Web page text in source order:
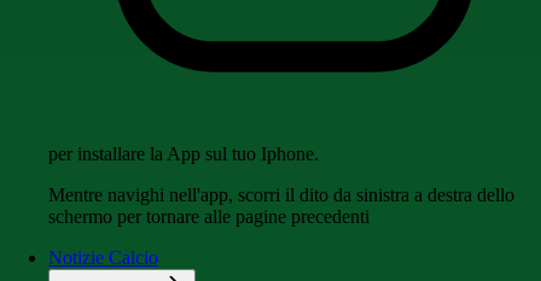
per installare la App sul tuo Iphone.
Mentre navighi nell'app, scorri il dito da sinistra a destra dello
schermo per tornare alle pagine precedenti
Notizie Calcio